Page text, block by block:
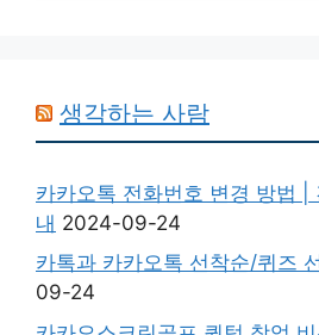
생각하는 사람
카카오톡 전화번호 변경 방법 |
내 2024-09-24
카톡과 카카오톡 선착순/퀴즈
09-24